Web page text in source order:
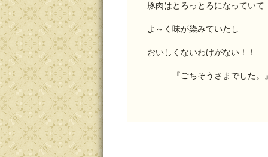
豚肉はとろっとろになっていて
よ～く味が染みていたし
おいしくないわけがない！！
『ごちそうさまでした。